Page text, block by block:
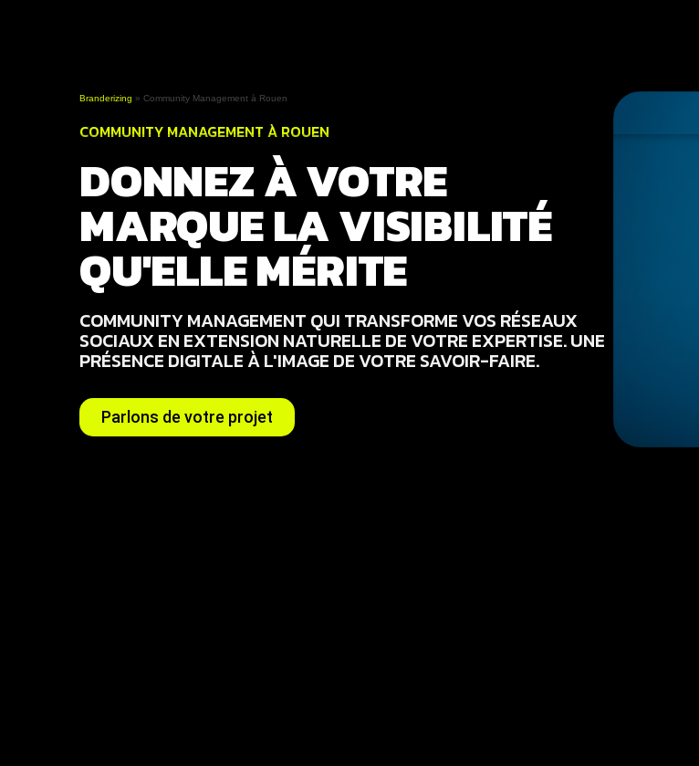
Branderizing » Community Management à Rouen
COMMUNITY MANAGEMENT À ROUEN
DONNEZ À VOTRE
MARQUE LA VISIBILITÉ
QU'ELLE MÉRITE
COMMUNITY MANAGEMENT QUI TRANSFORME VOS RÉSEAUX
SOCIAUX EN EXTENSION NATURELLE DE VOTRE EXPERTISE. UNE
PRÉSENCE DIGITALE À L'IMAGE DE VOTRE SAVOIR-FAIRE.
Parlons de votre projet